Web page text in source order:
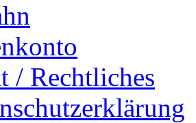
/ Rechtliches